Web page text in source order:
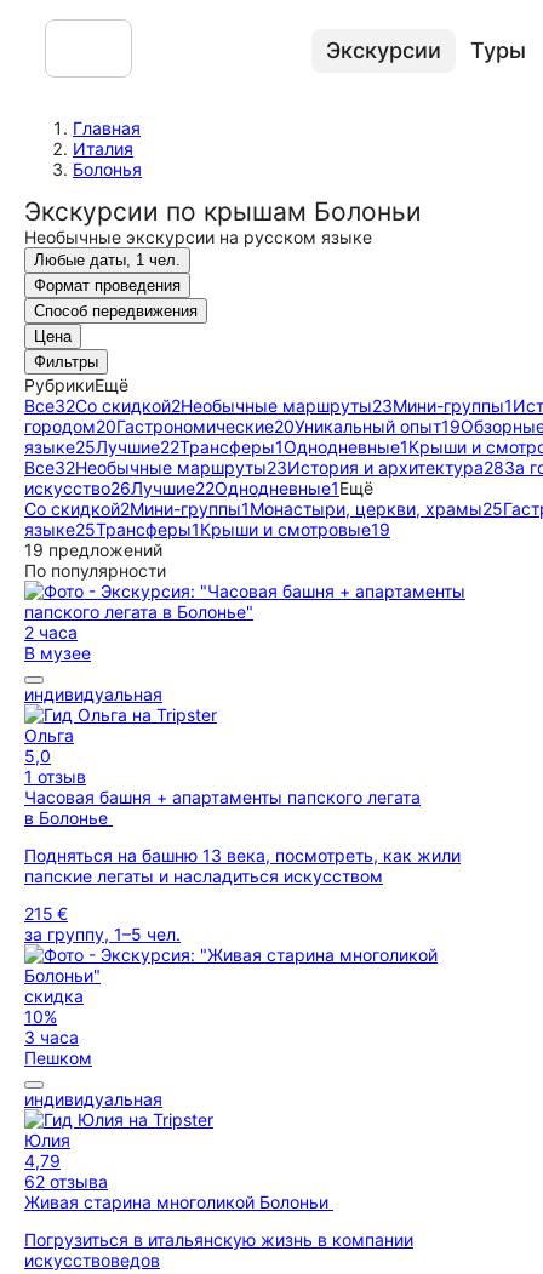
Экскурсии Туры
Главная
Италия
Болонья
Экскурсии по крышам Болоньи
Необычные экскурсии на русском языке
Любые даты, 1 чел.
Формат проведения
Способ передвижения
Цена
Фильтры
РубрикиЕщё
Все32Со скидкой2Необычные маршруты23Мини-группы1
городом20Гастрономические20Уникальный опыт19
языке25Лучшие22Трансферы1Однодневные1Крыши и
Все32Необычные маршруты23История и архитектура28За
искусство26Лучшие22Однодневные1Ещё
Со скидкой2Мини-группы1Монастыри, церкви, храмы25
языке25Трансферы1Крыши и смотровые19
19 предложений
По популярности
2 часа
В музее
индивидуальная
Ольга
5,0
1 отзыв
Часовая башня + апартаменты папского легата
в Болонье
Подняться на башню 13 века, посмотреть, как жили
папские легаты и насладиться искусством
215 €
за группу, 1–5 чел.
скидка
10%
3 часа
Пешком
индивидуальная
Юлия
4,79
62 отзыва
Живая старина многоликой Болоньи
Погрузиться в итальянскую жизнь в компании
искусствоведов